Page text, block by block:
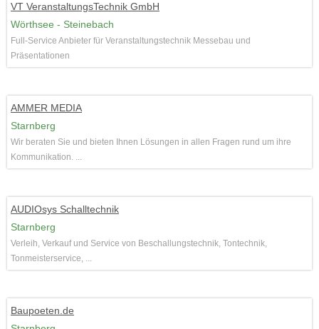
VT VeranstaltungsTechnik GmbH
Wörthsee - Steinebach
Full-Service Anbieter für Veranstaltungstechnik Messebau und
Präsentationen
AMMER MEDIA
Starnberg
Wir beraten Sie und bieten Ihnen Lösungen in allen Fragen rund um ihre
Kommunikation. ...
AUDIOsys Schalltechnik
Starnberg
Verleih, Verkauf und Service von Beschallungstechnik, Tontechnik,
Tonmeisterservice, ...
Baupoeten.de